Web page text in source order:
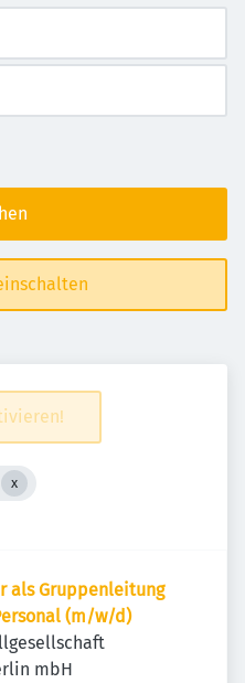
als Gruppenleitung
(m/w/d)
mbH